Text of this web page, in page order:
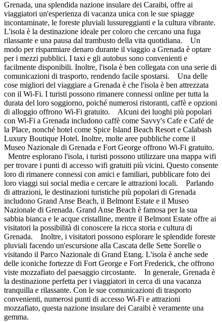
Grenada, una splendida nazione insulare dei Caraibi, offre ai
viaggiatori un'esperienza di vacanza unica con le sue spiagge
incontaminate, le foreste pluviali lussureggianti e la cultura vibrante.
L'isola è la destinazione ideale per coloro che cercano una fuga
rilassante e una pausa dal trambusto della vita quotidiana. Un
modo per risparmiare denaro durante il viaggio a Grenada è optare
per i mezzi pubblici. I taxi e gli autobus sono convenienti e
facilmente disponibili. Inoltre, l'isola è ben collegata con una serie di
comunicazioni di trasporto, rendendo facile spostarsi. Una delle
cose migliori del viaggiare a Grenada è che l'isola è ben attrezzata
con il Wi-Fi. I turisti possono rimanere connessi online per tutta la
durata del loro soggiorno, poiché numerosi ristoranti, caffè e opzioni
di alloggio offrono Wi-Fi gratuito. Alcuni dei luoghi più popolari
con Wi-Fi a Grenada includono caffè come Savvy's Cafe e Café de
la Place, nonché hotel come Spice Island Beach Resort e Calabash
Luxury Boutique Hotel. Inoltre, molte aree pubbliche come il
Museo Nazionale di Grenada e Fort George offrono Wi-Fi gratuito.
Mentre esplorano l'isola, i turisti possono utilizzare una mappa wifi
per trovare i punti di accesso wifi gratuiti più vicini. Questo consente
loro di rimanere connessi con amici e familiari, pubblicare foto dei
loro viaggi sui social media e cercare le attrazioni locali. Parlando
di attrazioni, le destinazioni turistiche più popolari di Grenada
includono Grand Anse Beach, il Belmont Estate e il Museo
Nazionale di Grenada. Grand Anse Beach è famosa per la sua
sabbia bianca e le acque cristalline, mentre il Belmont Estate offre ai
visitatori la possibilità di conoscere la ricca storia e cultura di
Grenada. Inoltre, i visitatori possono esplorare le splendide foreste
pluviali facendo un'escursione alla Cascata delle Sette Sorelle o
visitando il Parco Nazionale di Grand Etang. L'isola è anche sede
delle iconiche fortezze di Fort George e Fort Frederick, che offrono
viste mozzafiato del paesaggio circostante. In generale, Grenada è
la destinazione perfetta per i viaggiatori in cerca di una vacanza
tranquilla e rilassante. Con le sue comunicazioni di trasporto
convenienti, numerosi punti di accesso Wi-Fi e attrazioni
mozzafiato, questa nazione insulare dei Caraibi è veramente una
gemma.